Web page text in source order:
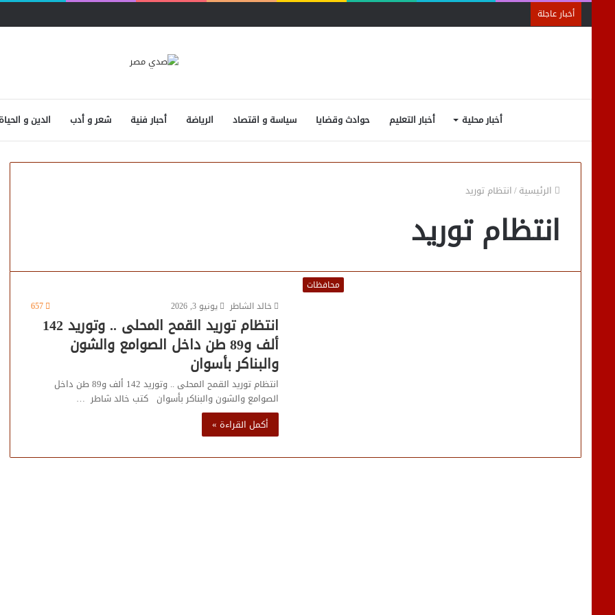
أخبار عاجلة
أخبار محلية أخبار التعليم حوادث وقضايا سياسة و اقتصاد الرياضة أحبار فنية شعر و أدب الدين و الحياة
الرئيسية/انتظام توريد
انتظام توريد
محافظات
خالد الشاطر
يونيو 3, 2026 657
انتظام توريد القمح المحلى .. وتوريد 142
ألف و89 طن داخل الصوامع والشون
والبناكر بأسوان
انتظام توريد القمح المحلى .. وتوريد 142 ألف و89 طن داخل
الصوامع والشون والبناكر بأسوان كتب خالد شاطر …
أكمل القراءة »